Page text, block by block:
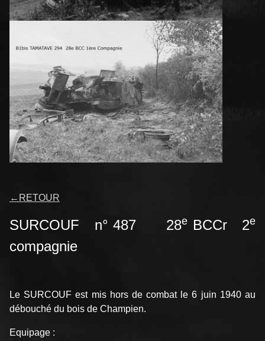
← RETOUR
SURCOUF n° 487 28e BCCr 2e
compagnie
Le SURCOUF est mis hors de combat le 6 juin 1940 au
débouché du bois de Champien.
Equipage :